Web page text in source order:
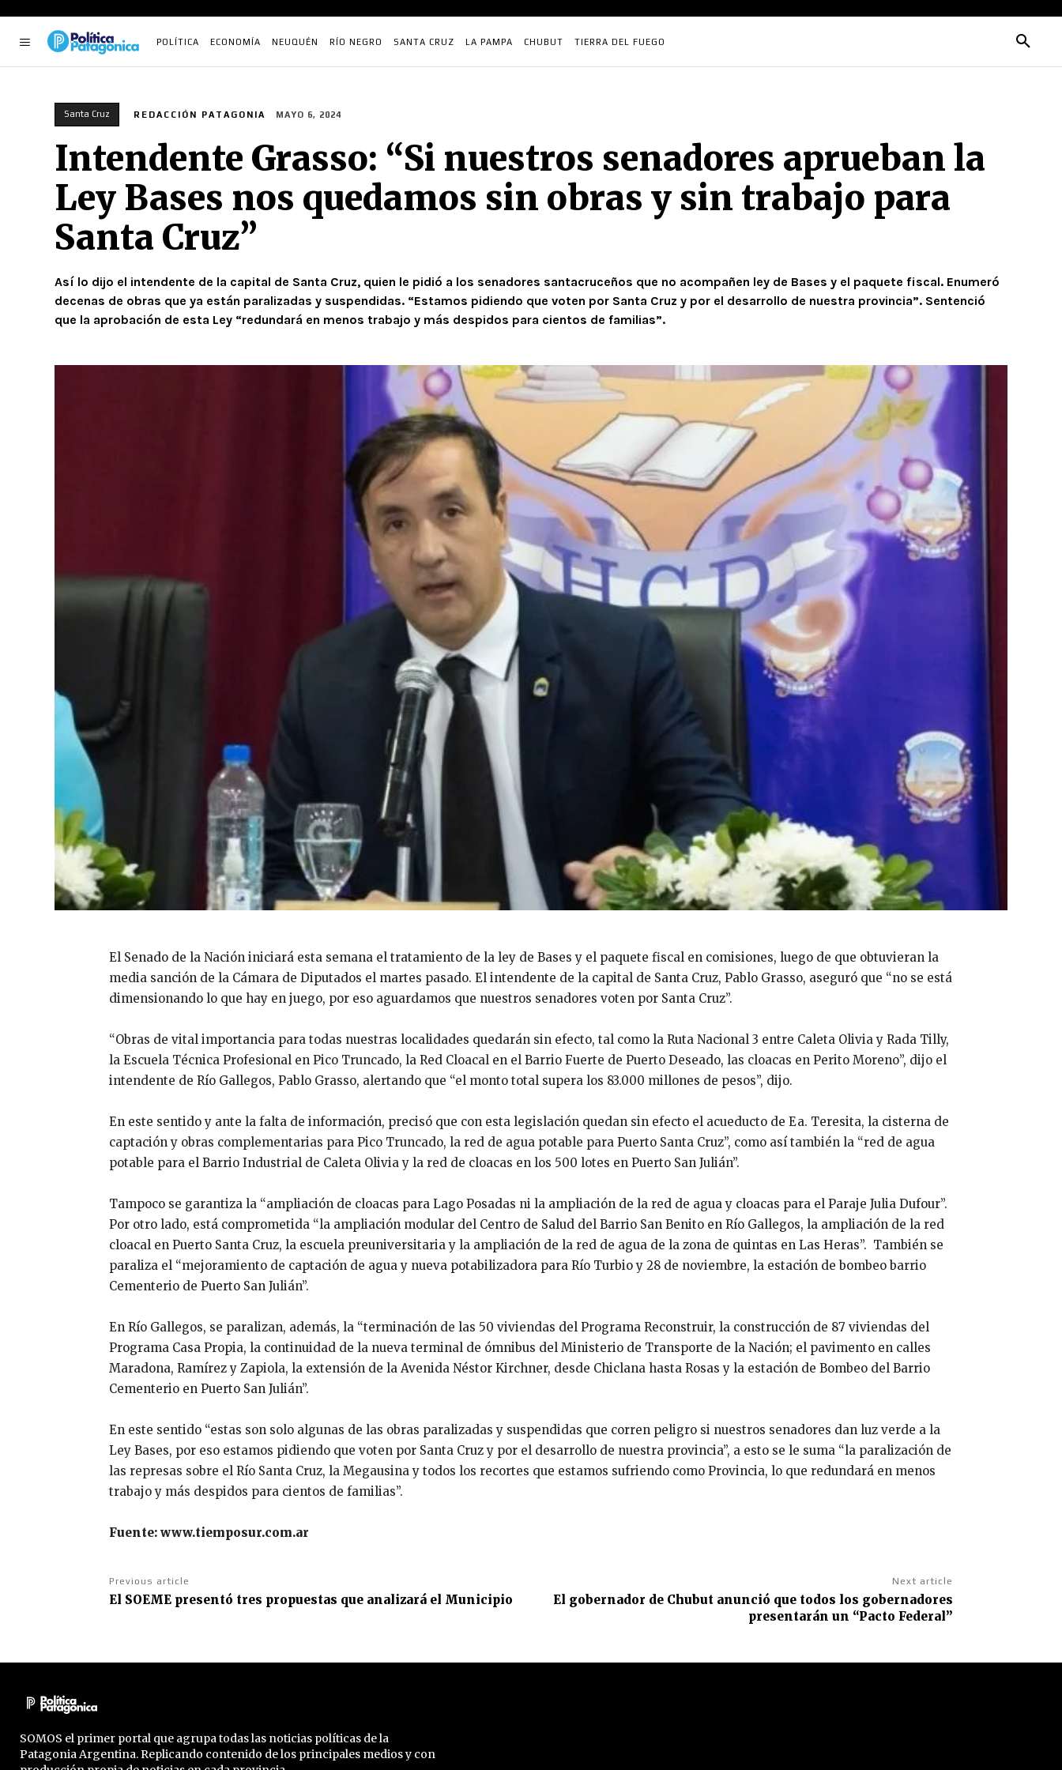
POLÍTICA ECONOMÍA NEUQUÉN RÍO NEGRO SANTA CRUZ LA PAMPA CHUBUT TIERRA DEL FUEGO
Santa Cruz REDACCIÓN PATAGONIA MAYO 6, 2024
Intendente Grasso: “Si nuestros senadores aprueban la
Ley Bases nos quedamos sin obras y sin trabajo para
Santa Cruz”
Así lo dijo el intendente de la capital de Santa Cruz, quien le pidió a los senadores santacruceños que no acompañen ley de Bases y el paquete fiscal. Enumeró
decenas de obras que ya están paralizadas y suspendidas. “Estamos pidiendo que voten por Santa Cruz y por el desarrollo de nuestra provincia”. Sentenció
que la aprobación de esta Ley “redundará en menos trabajo y más despidos para cientos de familias”.
El Senado de la Nación iniciará esta semana el tratamiento de la ley de Bases y el paquete fiscal en comisiones, luego de que obtuvieran la
media sanción de la Cámara de Diputados el martes pasado. El intendente de la capital de Santa Cruz, Pablo Grasso, aseguró que “no se está
dimensionando lo que hay en juego, por eso aguardamos que nuestros senadores voten por Santa Cruz”.
“Obras de vital importancia para todas nuestras localidades quedarán sin efecto, tal como la Ruta Nacional 3 entre Caleta Olivia y Rada Tilly,
la Escuela Técnica Profesional en Pico Truncado, la Red Cloacal en el Barrio Fuerte de Puerto Deseado, las cloacas en Perito Moreno”, dijo el
intendente de Río Gallegos, Pablo Grasso, alertando que “el monto total supera los 83.000 millones de pesos”, dijo.
En este sentido y ante la falta de información, precisó que con esta legislación quedan sin efecto el acueducto de Ea. Teresita, la cisterna de
captación y obras complementarias para Pico Truncado, la red de agua potable para Puerto Santa Cruz”, como así también la “red de agua
potable para el Barrio Industrial de Caleta Olivia y la red de cloacas en los 500 lotes en Puerto San Julián”.
Tampoco se garantiza la “ampliación de cloacas para Lago Posadas ni la ampliación de la red de agua y cloacas para el Paraje Julia Dufour”.
Por otro lado, está comprometida “la ampliación modular del Centro de Salud del Barrio San Benito en Río Gallegos, la ampliación de la red
cloacal en Puerto Santa Cruz, la escuela preuniversitaria y la ampliación de la red de agua de la zona de quintas en Las Heras”. También se
paraliza el “mejoramiento de captación de agua y nueva potabilizadora para Río Turbio y 28 de noviembre, la estación de bombeo barrio
Cementerio de Puerto San Julián”.
En Río Gallegos, se paralizan, además, la “terminación de las 50 viviendas del Programa Reconstruir, la construcción de 87 viviendas del
Programa Casa Propia, la continuidad de la nueva terminal de ómnibus del Ministerio de Transporte de la Nación; el pavimento en calles
Maradona, Ramírez y Zapiola, la extensión de la Avenida Néstor Kirchner, desde Chiclana hasta Rosas y la estación de Bombeo del Barrio
Cementerio en Puerto San Julián”.
En este sentido “estas son solo algunas de las obras paralizadas y suspendidas que corren peligro si nuestros senadores dan luz verde a la
Ley Bases, por eso estamos pidiendo que voten por Santa Cruz y por el desarrollo de nuestra provincia”, a esto se le suma “la paralización de
las represas sobre el Río Santa Cruz, la Megausina y todos los recortes que estamos sufriendo como Provincia, lo que redundará en menos
trabajo y más despidos para cientos de familias”.
Fuente: www.tiemposur.com.ar
Previous article
El SOEME presentó tres propuestas que analizará el Municipio
Next article
El gobernador de Chubut anunció que todos los gobernadores
presentarán un “Pacto Federal”
SOMOS el primer portal que agrupa todas las noticias políticas de la
Patagonia Argentina. Replicando contenido de los principales medios y con